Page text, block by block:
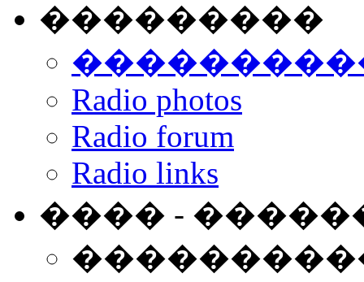
���������
Radio photos
Radio forum
Radio links
���� -